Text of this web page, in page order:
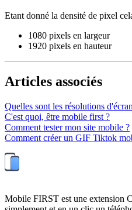
Etant donné la densité de pixel
1080 pixels en largeur
1920 pixels en hauteur
Articles associés
Quelles sont les résolutions
C'est quoi, être mobile first ?
Comment tester mon site mobile ?
Comment créer un GIF Tiktok
Mobile FIRST est une extension